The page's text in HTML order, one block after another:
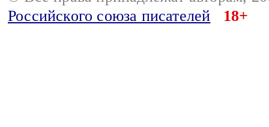
Российского союза писателей
18+